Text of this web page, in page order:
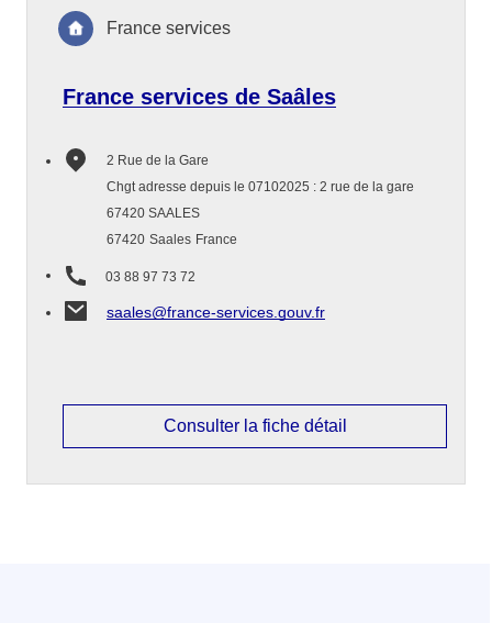
France services de Saâles
2 Rue de la Gare
Chgt adresse depuis le 07102025 : 2 rue de la gare
67420 SAALES
67420 Saales France
03 88 97 73 72
saales@france-services.gouv.fr
France services
Consulter la fiche détail